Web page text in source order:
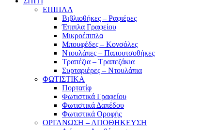
ΕΠΙΠΛΑ
Βιβλιοθήκες – Ραφιέρες
Έπιπλα Γραφείου
Μικροέπιπλα
Μπουφέδες – Κονσόλες
Ντουλάπες – Παπουτσοθήκες
Τραπέζια – Τραπεζάκια
Συρταριέρες – Ντουλάπια
ΦΩΤΙΣΤΙΚΑ
Πορτατίφ
Φωτιστικά Γραφείου
Φωτιστικά Δαπέδου
Φωτιστικά Οροφής
ΟΡΓΑΝΩΣΗ – ΑΠΟΘΗΚΕΥΣΗ